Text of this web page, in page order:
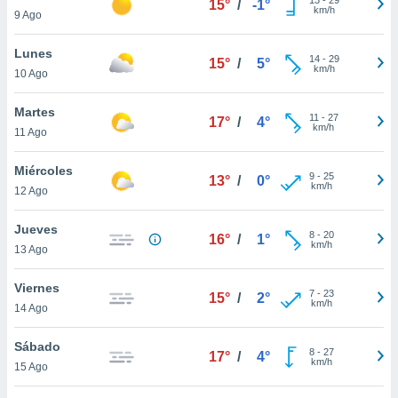
más
nuestra
y
de
disponible
cookies
aceptar
9 Ago
15° / -1°
km/h
Lunes
10 Ago
15° / 5° 14- 29
km/h
Martes
11 Ago
17° / 4° 11 - 27
km/h
Miércoles
12 Ago
13° / 0° 9- 25
km/h
Jueves
13 Ago
16° / 1° 8- 20
km/h
Viernes
14 Ago
15° / 2° 7- 23
km/h
Sábado
15 Ago
17° / 4° 8- 27
km/h